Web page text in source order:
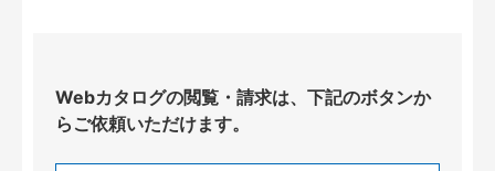
Webカタログの閲覧・請求は、下記のボタンか
らご依頼いただけます。